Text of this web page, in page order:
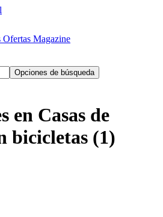
Ofertas Magazine
Opciones de búsqueda
en Casas de
bicicletas (1)